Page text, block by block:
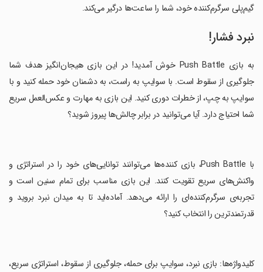
گیم‌پلی سرگرم‌کننده خود، شما را ساعت‌ها درگیر می‌کند.
نبرد فشار!
به بازی Push Battle خوش آمدید! در این بازی هیجان‌انگیز هدف شما
جلوگیری از سقوط است. با سوایپ به راست، به دشمنان خود حمله کنید و با
سوایپ به چپ، از خطرات دوری کنید. این بازی به مهارت و عکس‌العمل سریع
شما احتیاج دارد. آیا می‌توانید در برابر چالش‌ها پیروز شوید؟
‏با Push Battle، بازی کننده‌ها می‌توانند توانایی‌های خود را در استراتژی و
واکنش‌های سریع تقویت کنند. این بازی مناسب برای تمام سنین است و
تجربه‌ی سرگرم‌کننده‌ای را ارائه می‌دهد. آماده‌اید تا به میدان نبرد بروید و
قدرتمندترین را انتخاب کنید؟
‏کلیدواژه‌ها: بازی نبرد، سوایپ برای حمله، جلوگیری از سقوط، استراتژی سریع،